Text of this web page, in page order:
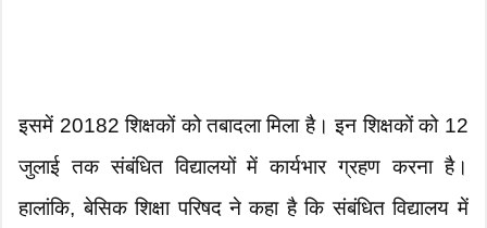
इसमें 20182 शिक्षकों को तबादला मिला है। इन शिक्षकों को 12
जुलाई तक संबंधित विद्यालयों में कार्यभार ग्रहण करना है।
हालांकि, बेसिक शिक्षा परिषद ने कहा है कि संबंधित विद्यालय में